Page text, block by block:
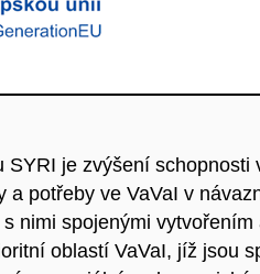
SYRI je zvýšení
a potřeby ve VaVaI v
nimi spojenými
oblastí VaVaI, jíž jsou